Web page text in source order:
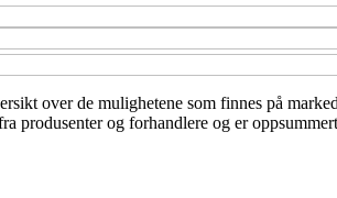
over de mulighetene som finnes på
produsenter og forhandlere og er